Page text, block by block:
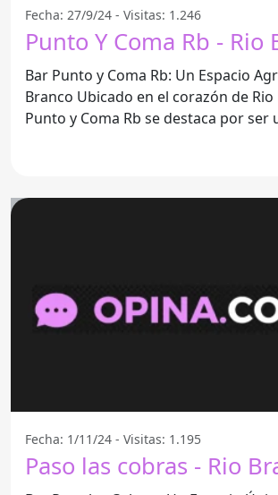
Fecha: 27/9/24 - Visitas: 1.246
Punto Y Coma Rb - Rio
Bar Punto y Coma Rb: Un Espacio
Branco Ubicado en el corazón de Rio Branco, el Bar
Punto y Coma Rb se destaca por ser
Fecha: 1/11/24 - Visitas: 1.195
Paso las cobras - Rio